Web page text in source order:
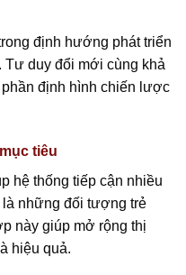
định hướng phát triển
Tư duy đổi mới cùng khả
định hình chiến lược
tiêu
hệ thống tiếp cận nhiều
những đối tượng trẻ
này giúp mở rộng thị
hiệu quả.